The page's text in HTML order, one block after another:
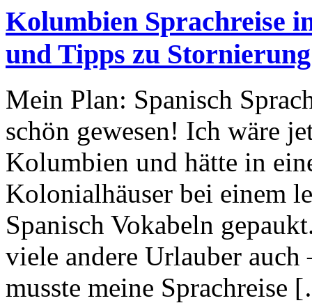
Kolumbien Sprachreise
und Tipps zu
Mein Plan: Spanisch
schön gewesen! Ich wäre
Kolumbien und hätte in
Kolonialhäuser bei einem
Spanisch Vokabeln
viele andere Urlauber
musste meine Sprachreise